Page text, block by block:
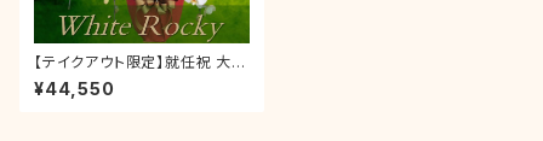
【テイクアウト限定】就任祝 大輪
胡蝶蘭 「ホワイトロッキー」5本
立【2L 】ラッピング・木札付き お
¥44,550